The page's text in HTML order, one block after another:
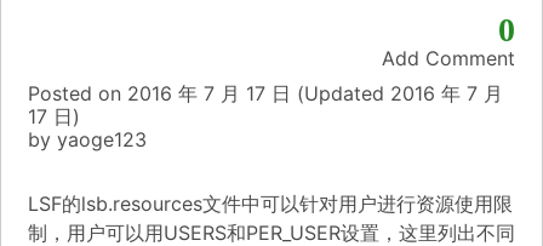
0
Add Comment
Posted on 2016 年 7 月 17 日 (Updated 2016 年 7 月
17 日)
by yaoge123
LSF的lsb.resources文件中可以针对用户进行资源使用限
制，用户可以用USERS和PER_USER设置，这里列出不同